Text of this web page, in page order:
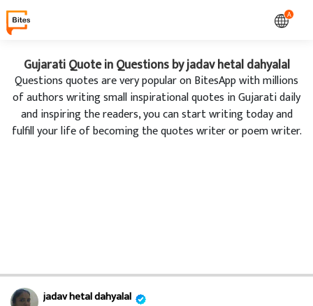
A
Gujarati Quote in Questions by jadav hetal dahyalal
Questions quotes are very popular on BitesApp with millions
of authors writing small inspirational quotes in Gujarati daily
and inspiring the readers, you can start writing today and
fulfill your life of becoming the quotes writer or poem writer.
jadav hetal dahyalal